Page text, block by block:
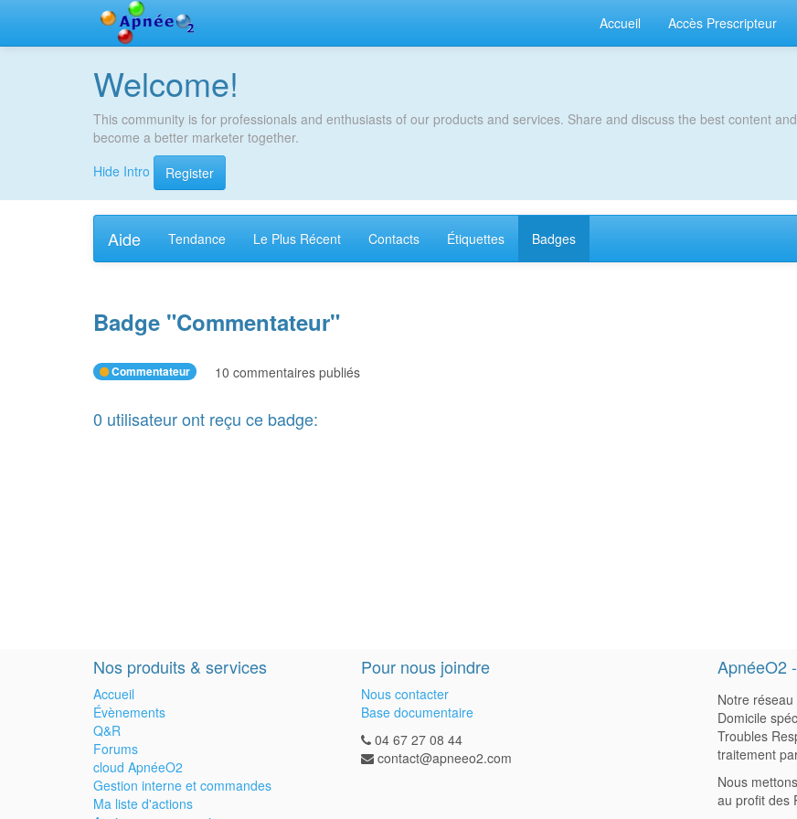
Accueil Accès Prescripteur
Welcome!
This community is for professionals and enthusiasts of our products and services. Share and discuss the best content
become a better marketer together.
Hide Intro
Register
Aide Tendance Le Plus Récent Contacts Étiquettes Badges
Badge "Commentateur"
Commentateur 10 commentaires publiés
0 utilisateuront reçu ce badge:
Nos produits & services
Accueil
Évènements
Q&R
Forums
cloud ApnéeO2
Gestion interne et commandes
Ma liste d'actions
Pour nous joindre
Nous contacter
Base documentaire
04 67 27 08 44
contact@apneeo2.com
ApnéeO2
Notre
Domicile
Troubles
traitement
Nous
au profit des